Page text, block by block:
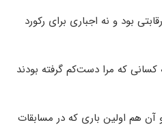
بود و نه اجباری برای رکورد
که مرا دست‌کم گرفته بودند
هم اولین باری که در مسابقات